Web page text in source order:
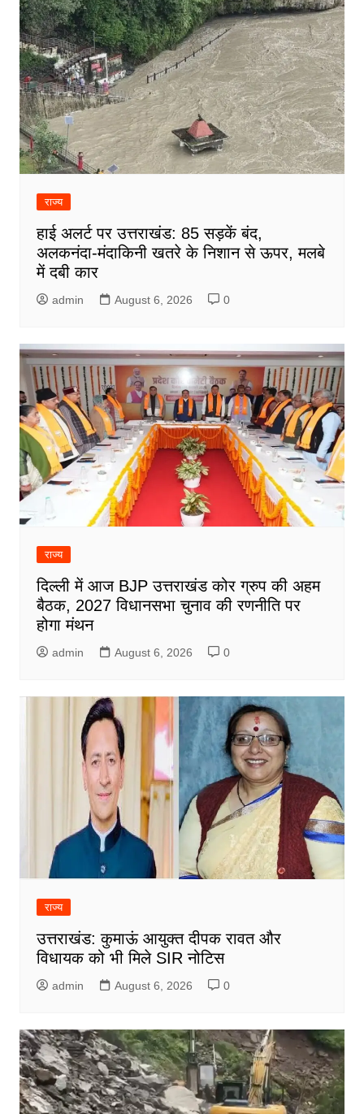
राज्य
हाई अलर्ट पर उत्तराखंड: 85 सड़कें बंद,
अलकनंदा-मंदाकिनी खतरे के निशान से ऊपर, मलबे
में दबी कार
admin August 6, 2026 0
राज्य
दिल्ली में आज BJP उत्तराखंड कोर ग्रुप की अहम
बैठक, 2027 विधानसभा चुनाव की रणनीति पर
होगा मंथन
admin August 6, 2026 0
राज्य
उत्तराखंड: कुमाऊं आयुक्त दीपक रावत और
विधायक को भी मिले SIR नोटिस
admin August 6, 2026 0